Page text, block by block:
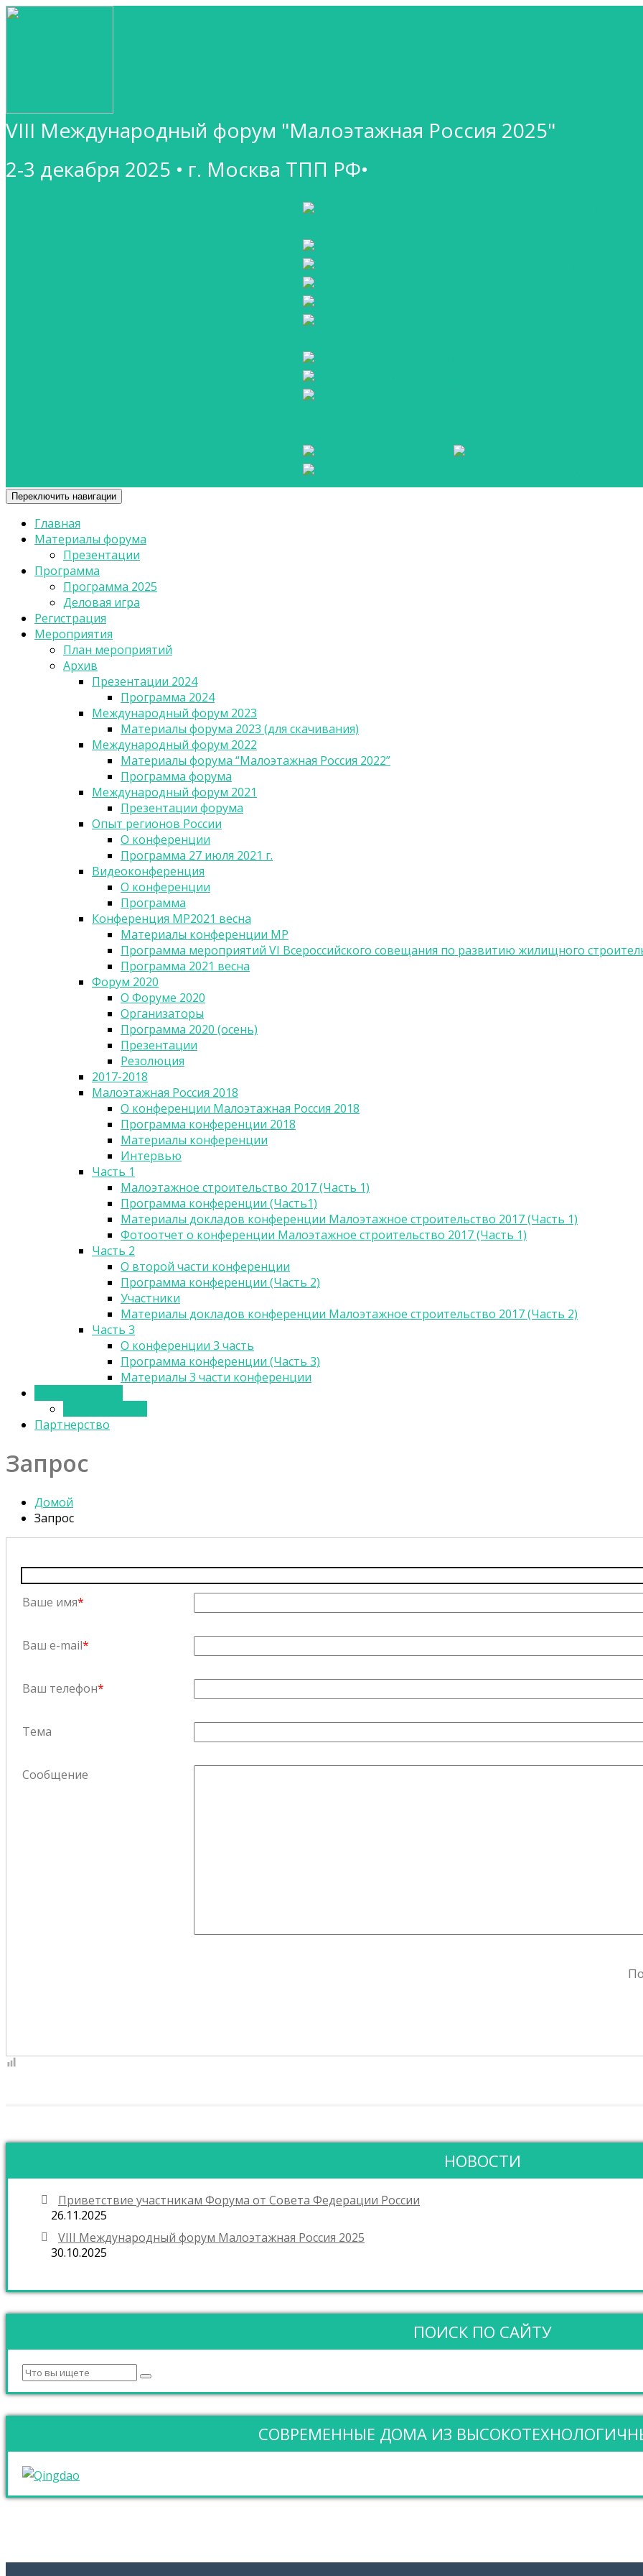
VIII Международный форум "Малоэтажная Россия 2025"
2-3 декабря 2025 • г. Москва ТПП РФ•
Переключить навигации
Главная
Материалы форума
Презентации
Программа
Программа 2025
Деловая игра
Регистрация
Мероприятия
План мероприятий
Архив
Презентации 2024
Программа 2024
Международный форум 2023
Материалы форума 2023 (для скачивания)
Международный форум 2022
Материалы форума “Малоэтажная Россия 2022”
Программа форума
Международный форум 2021
Презентации форума
Опыт регионов России
О конференции
Программа 27 июля 2021 г.
Видеоконференция
О конференции
Программа
Конференция МР2021 весна
Материалы конференции МР
Программа мероприятий VI Всероссийского совещания по развитию жилищного
Программа 2021 весна
Форум 2020
О Форуме 2020
Организаторы
Программа 2020 (осень)
Презентации
Резолюция
2017-2018
Малоэтажная Россия 2018
О конференции Малоэтажная Россия 2018
Программа конференции 2018
Материалы конференции
Интервью
Часть 1
Малоэтажное строительство 2017 (Часть 1)
Программа конференции (Часть1)
Материалы докладов конференции Малоэтажное строительство 2017 (Часть 1)
Фотоотчет о конференции Малоэтажное строительство 2017 (Часть 1)
Часть 2
О второй части конференции
Программа конференции (Часть 2)
Участники
Материалы докладов конференции Малоэтажное строительство 2017 (Часть 2)
Часть 3
О конференции 3 часть
Программа конференции (Часть 3)
Материалы 3 части конференции
Партнерство
Запрос
Домой
Запрос
Ваше имя*
Ваш e-mail*
Ваш телефон*
Тема
Сообщение
НОВОСТИ
Приветствие участникам Форума от Совета Федерации России
26.11.2025
VIII Международный форум Малоэтажная Россия 2025
30.10.2025
ПОИСК ПО САЙТУ
СОВРЕМЕННЫЕ ДОМА ИЗ